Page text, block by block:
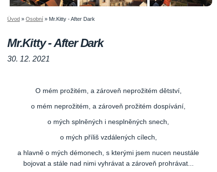
Úvod » Osobní » Mr.Kitty - After Dark
Mr.Kitty - After Dark
30. 12. 2021
O mém prožitém, a zároveň neprožitém dětství,
o mém neprožitém, a zároveň prožitém dospívání,
o mých splněných i nesplněných snech,
o mých příliš vzdálených cílech,
a hlavně o mých démonech, s kterými jsem nucen neustále
bojovat a stále nad nimi vyhrávat a zároveň prohrávat...